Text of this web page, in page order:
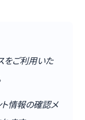
をご利用いた
情報の確認メ